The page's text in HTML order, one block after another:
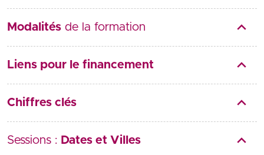
Modalités de la formation
Liens pour le financement
Chiffres clés
Sessions : Dates et Villes